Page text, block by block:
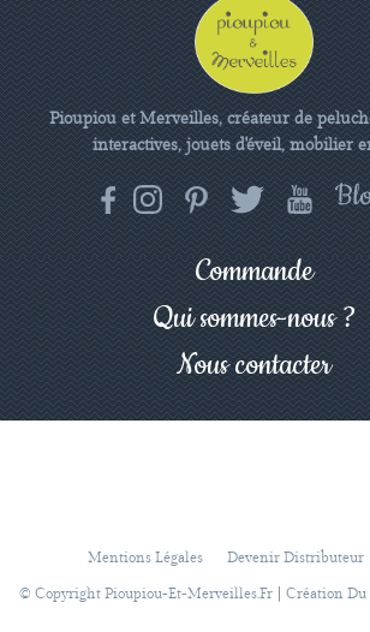
Pioupiou et Merveilles, créateur de
interactives, jouets d'éveil, mobilier
Commande
Qui sommes-nous ?
Nous contacter
Mentions Légales Devenir Distributeur
© Copyright Pioupiou-Et-Merveilles.fr
Création Du